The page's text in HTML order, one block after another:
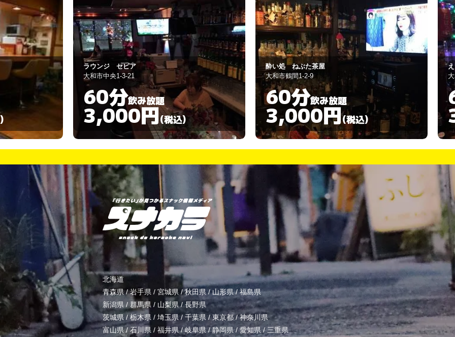
酔い処 ねぶた茶屋
大和市鶴間1-2-9
60分飲み放題
3,000円(税込)
えちごや きゅ～ぴ～
大和市鶴間1-2-7
60分飲み放題
3,000円(税込)
北海道
青森県/岩手県 / 宮城県 /秋田県 /山形県/福島県
新潟県 / 群馬県 / 山梨県/長野県
茨城県 / 栃木県 / 埼玉県/ 千葉県 /東京都/神奈川県
富山県/ 石川県 / 福井県/岐阜県/静岡県/ 愛知県 / 三重県